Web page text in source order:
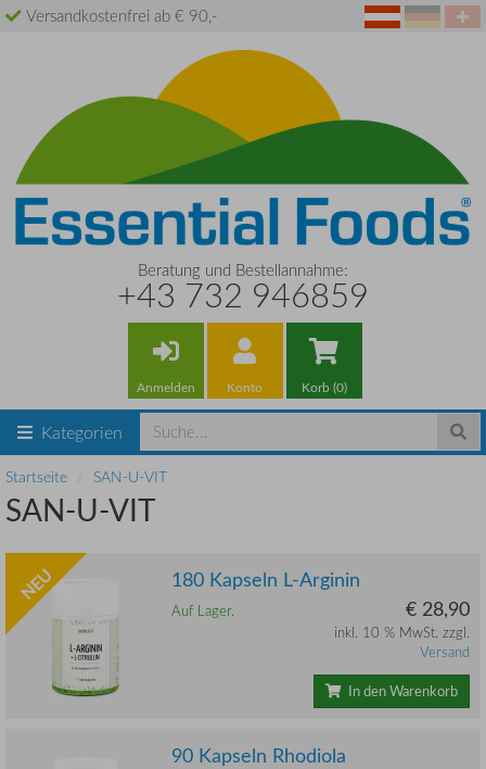
Versandkostenfrei ab € 90,-
Beratung und Bestellannahme:
+43 732 946859
Anmelden Konto Korb (0)
Kategorien
Startseite SAN-U-VIT
SAN-U-VIT
NEU 180 Kapseln L-Arginin
Auf Lager. € 28,90
inkl. 10 % MwSt. zzgl.
Versand
In den Warenkorb
90 Kapseln Rhodiola